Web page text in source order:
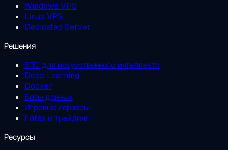
Windows VPS
Linux VPS
Dedicated Server
Решения
ВПС для искусственного интеллекта
Deep Learning
Docker
Базы данных
Игровые серверы
Forex и трейдинг
Ресурсы